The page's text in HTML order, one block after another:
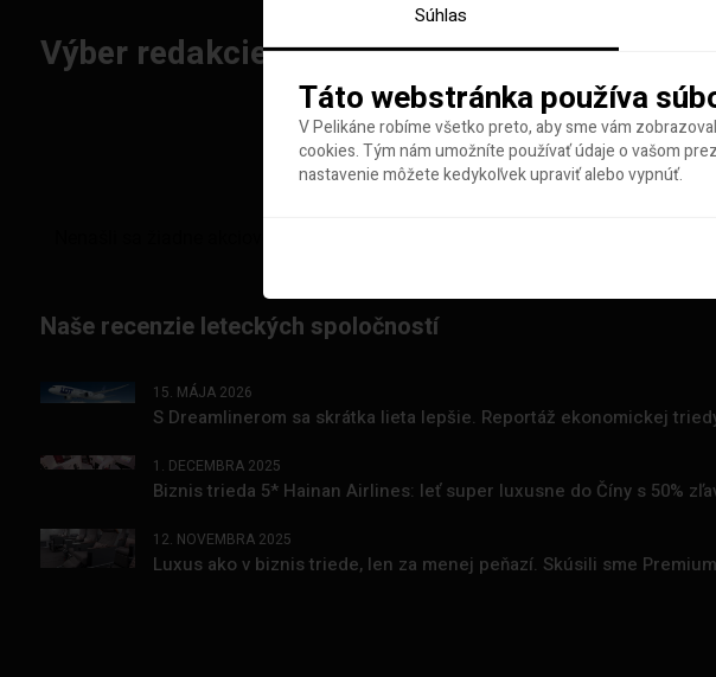
Výber redakcie: Najlepšie letenky tohto
Naše recenzie leteckých spoločností
15. MÁJA 2026
S Dreamlinerom sa skrátka lieta lepšie. Reportáž ekonomickej
1. DECEMBRA 2025
Biznis trieda 5* Hainan Airlines: leť super luxusne do Číny s 50%
12. NOVEMBRA 2025
Luxus ako v biznis triede, len za menej peňazí. Skúsili sme
Súhlas
Táto webstránka používa
V Pelikáne robíme všetko preto, aby sme vám
cookies. Tým nám umožníte používať údaje o vašom
nastavenie môžete kedykoľvek upraviť alebo vypnúť.